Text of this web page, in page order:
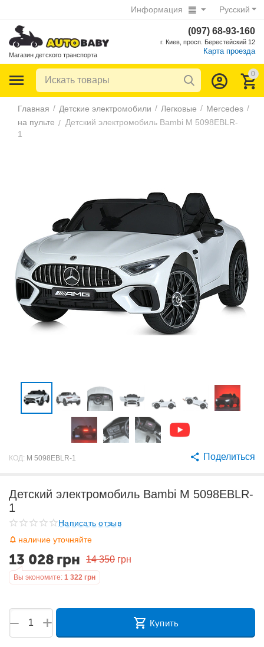
Русский
Информация
Магазин детского транспорта
(097) 68-93-160
г. Киев, просп. Берестейский 12
Карта проезда
0
Главная / Детские электромобили / Легковые / Mercedes /
на пульте / Детский электромобиль Bambi M 5098EBLR-
1
КОД: M 5098EBLR-1 Поделиться
Детский электромобиль Bambi M 5098EBLR-
1
Написать отзыв
наличие уточняйте
14 350 грн
13 028 грн
Вы экономите: 1 322 грн
+
− Купить